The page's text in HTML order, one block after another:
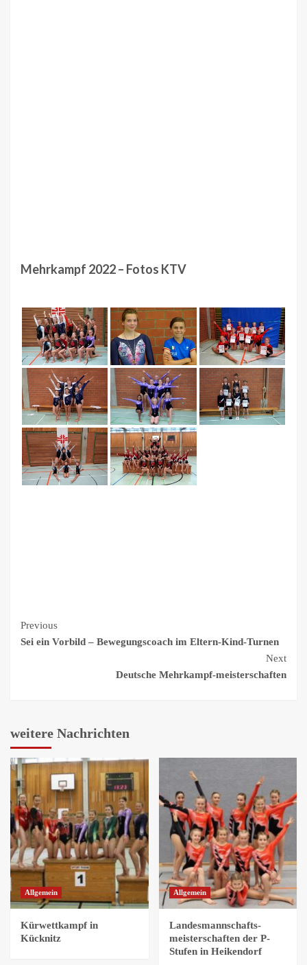
Mehrkampf 2022 – Fotos KTV
Continue
Previous
Sei ein Vorbild – Bewegungscoach im Eltern-Kind-Turnen
Next
Deutsche Mehrkampf-meisterschaften
weitere Nachrichten
Allgemein
Kürwettkampf in
Kücknitz
Allgemein
Landesmannschafts-
meisterschaften der P-
Stufen in Heikendorf